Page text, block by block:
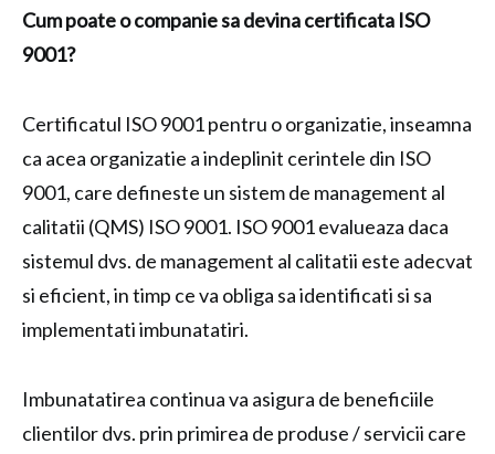
Cum poate o companie sa devina certificata ISO
9001?
Certificatul ISO 9001 pentru o organizatie, inseamna
ca acea organizatie a indeplinit cerintele din ISO
9001, care defineste un sistem de management al
calitatii (QMS) ISO 9001. ISO 9001 evalueaza daca
sistemul dvs. de management al calitatii este adecvat
si eficient, in timp ce va obliga sa identificati si sa
implementati imbunatatiri.
Imbunatatirea continua va asigura de beneficiile
clientilor dvs. prin primirea de produse / servicii care